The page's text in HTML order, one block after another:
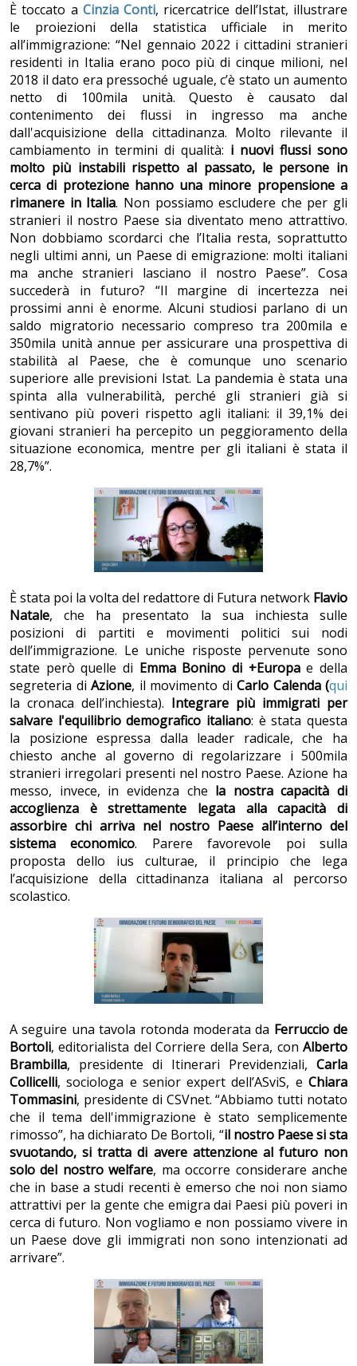
È toccato a Cinzia Conti, ricercatrice dell’Istat, illustrare
le proiezioni della statistica ufficiale in merito
all’immigrazione: “Nel gennaio 2022 i cittadini stranieri
residenti in Italia erano poco più di cinque milioni, nel
2018 il dato era pressoché uguale, c’è stato un aumento
netto di 100mila unità. Questo è causato dal
contenimento dei flussi in ingresso ma anche
dall'acquisizione della cittadinanza. Molto rilevante il
cambiamento in termini di qualità: i nuovi flussi sono
molto più instabili rispetto al passato, le persone in
cerca di protezione hanno una minore propensione a
rimanere in Italia. Non possiamo escludere che per gli
stranieri il nostro Paese sia diventato meno attrattivo.
Non dobbiamo scordarci che l’Italia resta, soprattutto
negli ultimi anni, un Paese di emigrazione: molti italiani
ma anche stranieri lasciano il nostro Paese”. Cosa
succederà in futuro? “Il margine di incertezza nei
prossimi anni è enorme. Alcuni studiosi parlano di un
saldo migratorio necessario compreso tra 200mila e
350mila unità annue per assicurare una prospettiva di
stabilità al Paese, che è comunque uno scenario
superiore alle previsioni Istat. La pandemia è stata una
spinta alla vulnerabilità, perché gli stranieri già si
sentivano più poveri rispetto agli italiani: il 39,1% dei
giovani stranieri ha percepito un peggioramento della
situazione economica, mentre per gli italiani è stata il
28,7%”.
È stata poi la volta del redattore di Futura network Flavio
Natale, che ha presentato la sua inchiesta sulle
posizioni di partiti e movimenti politici sui nodi
dell’immigrazione. Le uniche risposte pervenute sono
state però quelle di Emma Bonino di +Europae della
segreteria di Azione, il movimento di Carlo Calenda (qui
la cronaca dell’inchiesta). Integrare più immigrati per
salvare l'equilibrio demografico italiano: è stata questa
la posizione espressa dalla leader radicale, che ha
chiesto anche al governo di regolarizzare i 500mila
stranieri irregolari presenti nel nostro Paese. Azione ha
messo, invece, in evidenza che la nostra capacità di
accoglienza è strettamente legata alla capacità di
assorbire chi arriva nel nostro Paese all’interno del
sistema economico. Parere favorevole poi sulla
proposta dello ius culturae, il principio che lega
l’acquisizione della cittadinanza italiana al percorso
scolastico.
A seguire una tavola rotonda moderata da Ferruccio de
Bortoli, editorialista del Corriere della Sera, con Alberto
Brambilla, presidente di Itinerari Previdenziali, Carla
Collicelli, sociologa e senior expert dell’ASviS, e Chiara
Tommasini, presidente di CSVnet. “Abbiamo tutti notato
che il tema dell'immigrazione è stato semplicemente
rimosso”, ha dichiarato De Bortoli, “il nostro Paese si sta
svuotando, si tratta di avere attenzione al futuro non
solo del nostro welfare, ma occorre considerare anche
che in base a studi recenti è emerso che noi non siamo
attrattivi per la gente che emigra dai Paesi più poveri in
cerca di futuro. Non vogliamo e non possiamo vivere in
un Paese dove gli immigrati non sono intenzionati ad
arrivare”.